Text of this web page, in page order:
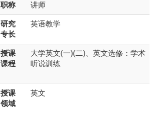
职称 讲师
研究
专长
英语教学
授课
课程
大学英文(一)(二)、英文选修：学术
听说训练
授课
领域
英文